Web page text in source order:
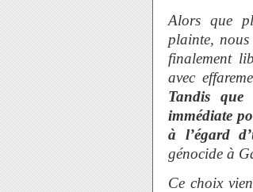
Alors que
plainte,
finalement
avec
Tandis que
immédiate
à l’égard
génocide à
Ce choix